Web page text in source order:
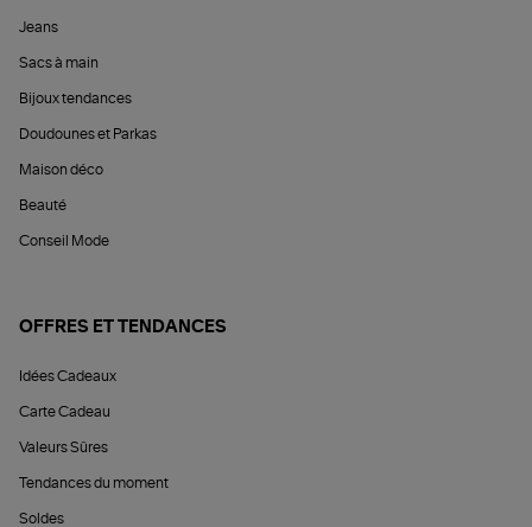
Jeans
Sacs à main
Bijoux tendances
Doudounes et Parkas
Maison déco
Beauté
Conseil Mode
OFFRES ET TENDANCES
Idées Cadeaux
Carte Cadeau
Valeurs Sûres
Tendances du moment
Soldes